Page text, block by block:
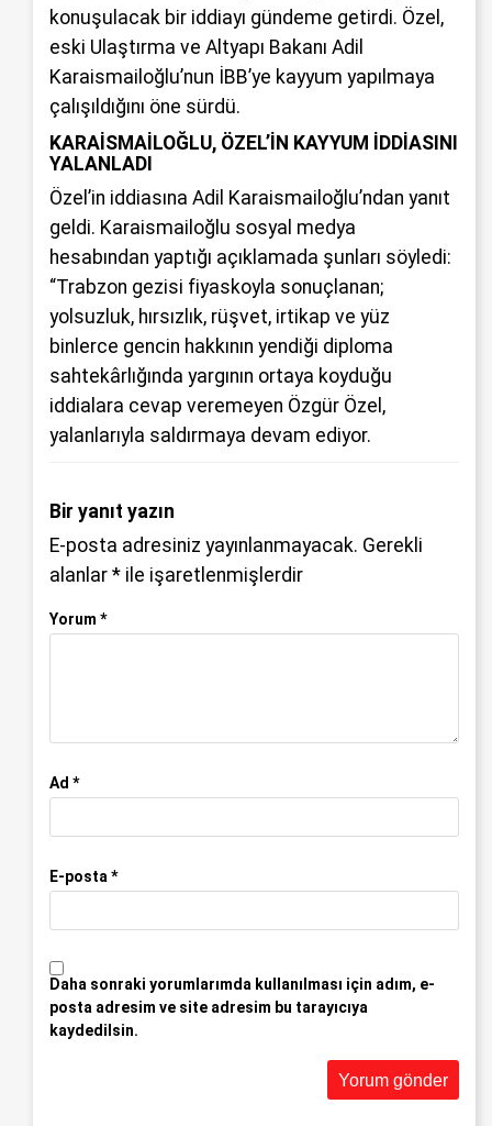
konuşulacak bir iddiayı gündeme getirdi. Özel,
eski Ulaştırma ve Altyapı Bakanı Adil
Karaismailoğlu’nun İBB’ye kayyum yapılmaya
çalışıldığını öne sürdü.
KARAİSMAİLOĞLU, ÖZEL’İN KAYYUM İDDİASINI
YALANLADI
Özel’in iddiasına Adil Karaismailoğlu’ndan yanıt
geldi. Karaismailoğlu sosyal medya
hesabından yaptığı açıklamada şunları söyledi:
“Trabzon gezisi fiyaskoyla sonuçlanan;
yolsuzluk, hırsızlık, rüşvet, irtikap ve yüz
binlerce gencin hakkının yendiği diploma
sahtekârlığında yargının ortaya koyduğu
iddialara cevap veremeyen Özgür Özel,
yalanlarıyla saldırmaya devam ediyor.
Bir yanıt yazın
E-posta adresiniz yayınlanmayacak. Gerekli
alanlar * ile işaretlenmişlerdir
Yorum *
Ad *
E-posta *
Daha sonraki yorumlarımda kullanılması için adım, e-
posta adresim ve site adresim bu tarayıcıya
kaydedilsin.